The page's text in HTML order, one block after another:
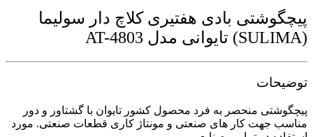
پیچگوشتی بادی هفتیری کلاچ دار سولیما
(SULIMA) تایوانی مدل AT-4803
توضیحات
پیچگوشتی منحصر به فرد محصول کشور تایوان با گشتاور و دور
مناسب جهت کار های صنعتی و مونتاژ کاری قطعات صنعتی. مورد